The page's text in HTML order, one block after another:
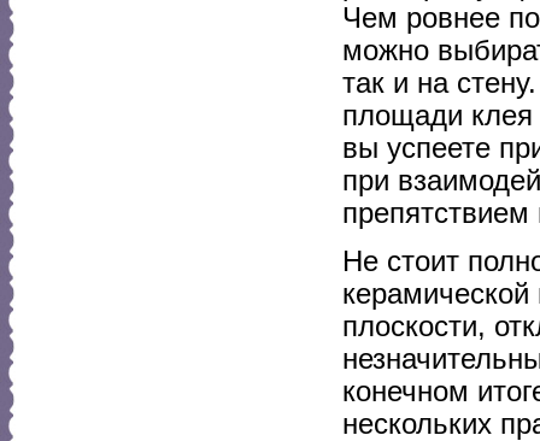
Чем ровнее
можно
так и на
площади клея
вы успеете
при
Не стоит
плоскости,
конечном
нескольких